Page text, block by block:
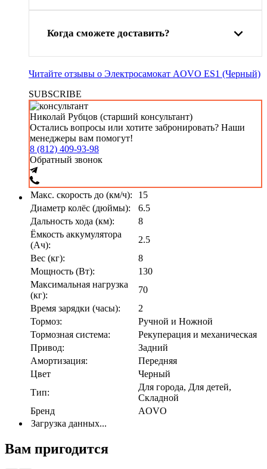
Когда сможете доставить?
Читайте отзывы о Электросамокат AOVO ES1 (Черный)
SUBSCRIBE
Николай Рубцов (старший консультант)
Остались вопросы или хотите забронировать? Наши
менеджеры вам помогут!
8 (812) 409-93-98
Обратный звонок
Макс. скорость до (км/ч):
15
Диаметр колёс (дюймы):
6.5
Дальность хода (км):
8
Ёмкость аккумулятора
(Ач):
2.5
Вес (кг):
8
Мощность (Вт):
130
Максимальная нагрузка
(кг):
70
Время зарядки (часы):
2
Тормоз:
Ручной и Ножной
Тормозная система:
Рекуперация и механическая
Привод:
Задний
Амортизация:
Передняя
Цвет
Черный
Тип:
Для города, Для детей,
Складной
Бренд
AOVO
Загрузка данных...
Вам пригодится